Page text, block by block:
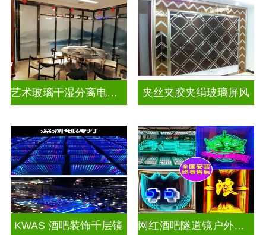
艺术玻璃干湿分离电视玻璃背景墙 夹丝夹胶夹绢玻璃屏风
KWAS 酒吧装饰千层镜 网红酒吧隧道镜户外门头招牌千层镜深渊镜